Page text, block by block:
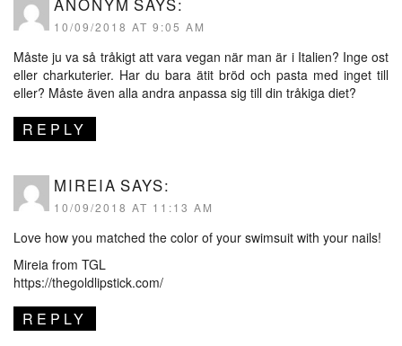
ANONYM SAYS:
10/09/2018 AT 9:05 AM
Måste ju va så tråkigt att vara vegan när man är i Italien? Inge ost
eller charkuterier. Har du bara ätit bröd och pasta med inget till
eller? Måste även alla andra anpassa sig till din tråkiga diet?
REPLY
MIREIA SAYS:
10/09/2018 AT 11:13 AM
Love how you matched the color of your swimsuit with your nails!
Mireia from TGL
https://thegoldlipstick.com/
REPLY